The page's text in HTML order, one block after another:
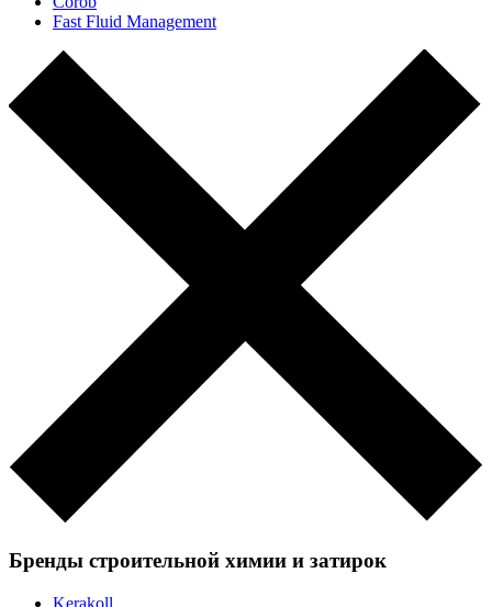
Fast Fluid Management
Бренды строительной химии и затирок
Kerakoll